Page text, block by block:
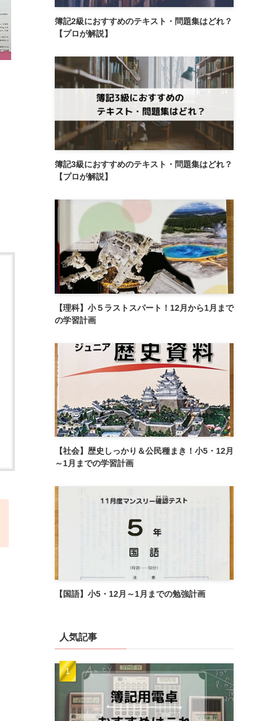
簿記2級におすすめのテキスト・問題集はどれ？
【プロが解説】
簿記3級におすすめのテキスト・問題集はどれ？
【プロが解説】
【理科】小５ラストスパート！12月から1月まで
の学習計画
【社会】歴史しっかり＆公民種まき！小5・12月
～1月までの学習計画
【国語】小5・12月～1月までの勉強計画
人気記事